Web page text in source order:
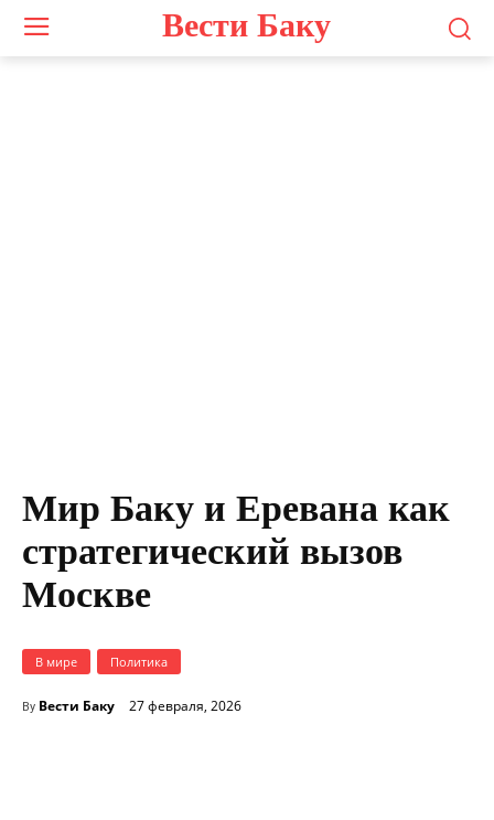
Вести Баку
Мир Баку и Еревана как
стратегический вызов
Москве
В мире Политика
By Вести Баку 27 февраля, 2026